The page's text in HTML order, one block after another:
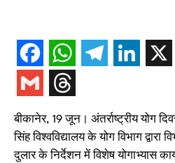
बीकानेर, 19 जून। अंतर्राष्ट्रीय योग
सिंह विश्वविद्यालय के योग विभाग द्वारा
दुलार के निर्देशन में विशेष योगाभ्यास